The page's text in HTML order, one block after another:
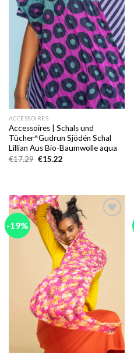
ACCESSOIRES
Accessoires | Schals und
Tücher^Gudrun Sjödén Schal
Lillian Aus Bio-Baumwolle aqua
€17.29 Ursprünglicher
€15.22Aktueller
-19%